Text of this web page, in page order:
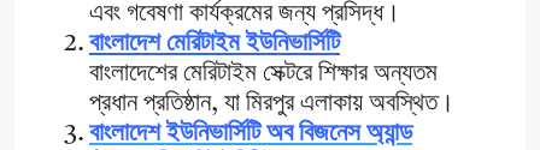
এবং গবেষণা কার্যক্রমের জন্য প্রসিদ্ধ।
বাংলাদেশ মেরিটাইম ইউনিভার্সিটি
বাংলাদেশের মেরিটাইম সেক্টরে শিক্ষার অন্যতম
প্রধান প্রতিষ্ঠান, যা মিরপুর এলাকায় অবস্থিত।
বাংলাদেশ ইউনিভার্সিটি অব বিজনেস অ্যান্ড